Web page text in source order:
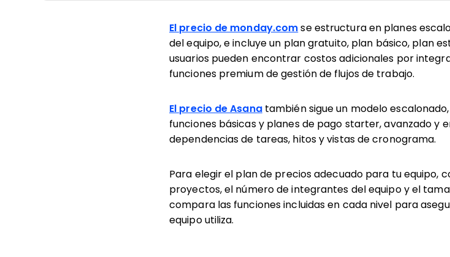
El precio de monday.com se estructura en planes
del equipo, e incluye un plan gratuito, plan básico, plan
usuarios pueden encontrar costos adicionales por
funciones premium de gestión de flujos de trabajo.
El precio de Asanatambién sigue un modelo
funciones básicas y planes de pago starter, avanzado y
dependencias de tareas, hitos y vistas de cronograma.
Para elegir el plan de precios adecuado para tu equipo,
proyectos, el número de integrantes del equipo y el
compara las funciones incluidas en cada nivel para
equipo utiliza.